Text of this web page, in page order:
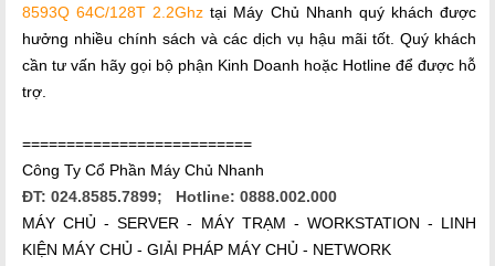
8593Q 64C/128T 2.2Ghz tại Máy Chủ Nhanh quý khách được
hưởng nhiều chính sách và các dịch vụ hậu mãi tốt. Quý khách
cần tư vấn hãy gọi bộ phận Kinh Doanh hoặc Hotline để được hỗ
trợ.
==========================
Công Ty Cổ Phần Máy Chủ Nhanh
ĐT: 024.8585.7899; Hotline: 0888.002.000
MÁY CHỦ - SERVER - MÁY TRẠM - WORKSTATION - LINH
KIỆN MÁY CHỦ - GIẢI PHÁP MÁY CHỦ - NETWORK